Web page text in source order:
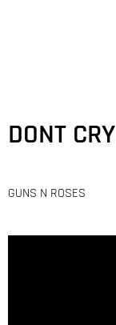
DONT CRY
GUNS N ROSES